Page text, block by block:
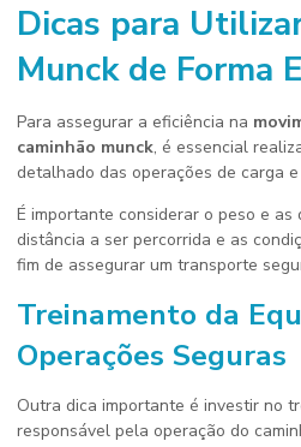
Dicas para
Munck de Forma
Para assegurar a eficiência na
caminhão munck, é essencial
detalhado das operações de carga
É importante considerar o peso e as
distância a ser percorrida e as
fim de assegurar um transporte
Treinamento da
Operações Seguras
Outra dica importante é investir no
responsável pela operação do